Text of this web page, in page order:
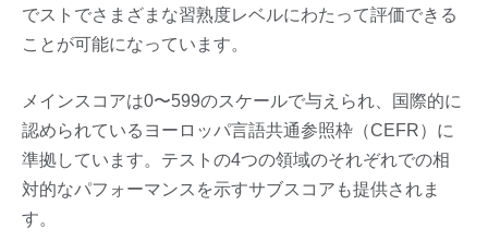
でストでさまざまな習熟度レベルにわたって評価できる
ことが可能になっています。
メインスコアは0〜599のスケールで与えられ、国際的に
認められているヨーロッパ言語共通参照枠（CEFR）に
準拠しています。テストの4つの領域のそれぞれでの相
対的なパフォーマンスを示すサブスコアも提供されま
す。